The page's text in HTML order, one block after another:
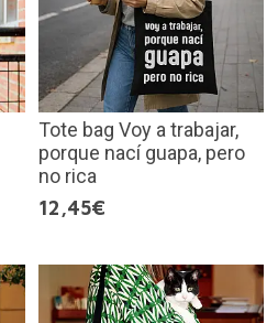
Tote bag Voy a trabajar,
porque nací guapa, pero
no rica
12,45€